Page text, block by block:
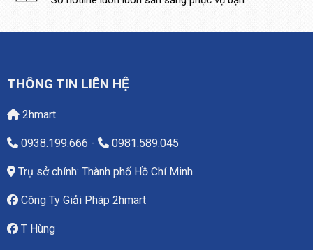
THÔNG TIN LIÊN HỆ
2hmart
0938.199.666 - 0981.589.045
Trụ sở chính: Thành phố Hồ Chí Minh
Công Ty Giải Pháp 2hmart
T Hùng